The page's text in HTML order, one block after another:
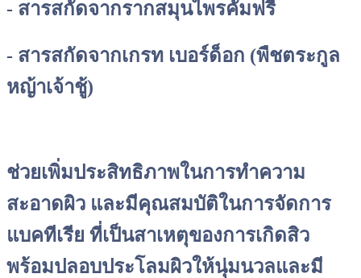
- สารสกัดจากรากสมุนไพรคัมฟรี
- สารสกัดจากเกรท เบอร์ด็อก (พืชตระกูล
หญ้าเจ้าชู้)
ช่วยเพิ่มประสิทธิภาพในการทำความ
สะอาดผิว และมีคุณสมบัติในการจัดการ
แบคทีเรีย ที่เป็นสาเหตุของการเกิดสิว
พร้อมปลอบประโลมผิวให้นุ่มนวลและมี